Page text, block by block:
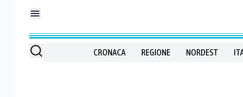
CRONACA REGIONE NORDEST